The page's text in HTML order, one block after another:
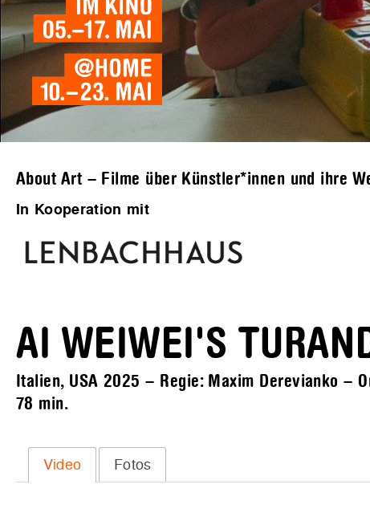
About Art – Filme über Künstler*innen und ihre
In Kooperation mit
AI WEIWEI'S
Italien, USA 2025 – Regie: Maxim Derevianko –
78 min.
Video Fotos